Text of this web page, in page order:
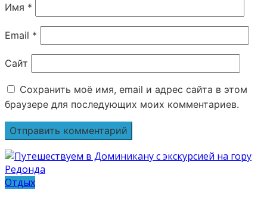
Имя *
Email *
Сайт
Сохранить моё имя, email и адрес сайта в этом
браузере для последующих моих комментариев.
Отдых